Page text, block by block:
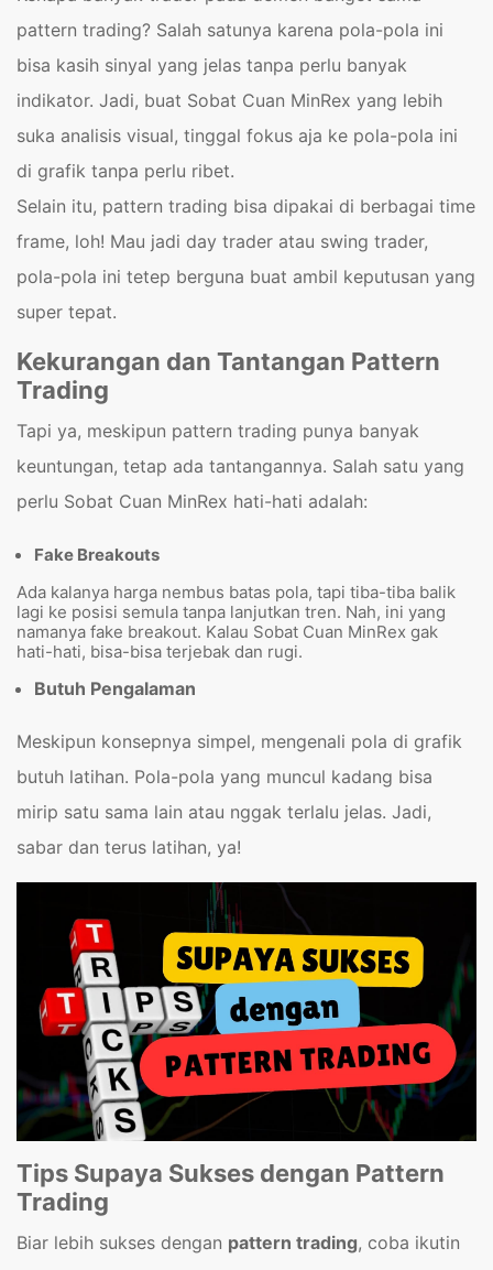
pattern trading? Salah satunya karena pola-pola ini
bisa kasih sinyal yang jelas tanpa perlu banyak
indikator. Jadi, buat Sobat Cuan MinRex yang lebih
suka analisis visual, tinggal fokus aja ke pola-pola ini
di grafik tanpa perlu ribet.
Selain itu, pattern trading bisa dipakai di berbagai time
frame, loh! Mau jadi day trader atau swing trader,
pola-pola ini tetep berguna buat ambil keputusan yang
super tepat.
Kekurangan dan Tantangan Pattern
Trading
Tapi ya, meskipun pattern trading punya banyak
keuntungan, tetap ada tantangannya. Salah satu yang
perlu Sobat Cuan MinRex hati-hati adalah:
Fake Breakouts
Ada kalanya harga nembus batas pola, tapi tiba-tiba balik
lagi ke posisi semula tanpa lanjutkan tren. Nah, ini yang
namanya fake breakout. Kalau Sobat Cuan MinRex gak
hati-hati, bisa-bisa terjebak dan rugi.
Butuh Pengalaman
Meskipun konsepnya simpel, mengenali pola di grafik
butuh latihan. Pola-pola yang muncul kadang bisa
mirip satu sama lain atau nggak terlalu jelas. Jadi,
sabar dan terus latihan, ya!
Tips Supaya Sukses dengan Pattern
Trading
Biar lebih sukses dengan pattern trading, coba ikutin